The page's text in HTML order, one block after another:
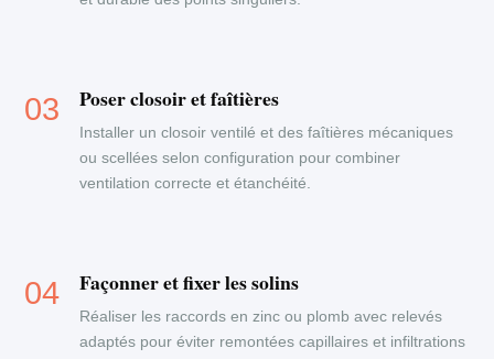
Poser closoir et faîtières
Installer un closoir ventilé et des faîtières mécaniques
ou scellées selon configuration pour combiner
ventilation correcte et étanchéité.
Façonner et fixer les solins
Réaliser les raccords en zinc ou plomb avec relevés
adaptés pour éviter remontées capillaires et infiltrations